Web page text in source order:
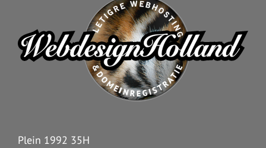
Plein 1992 35H